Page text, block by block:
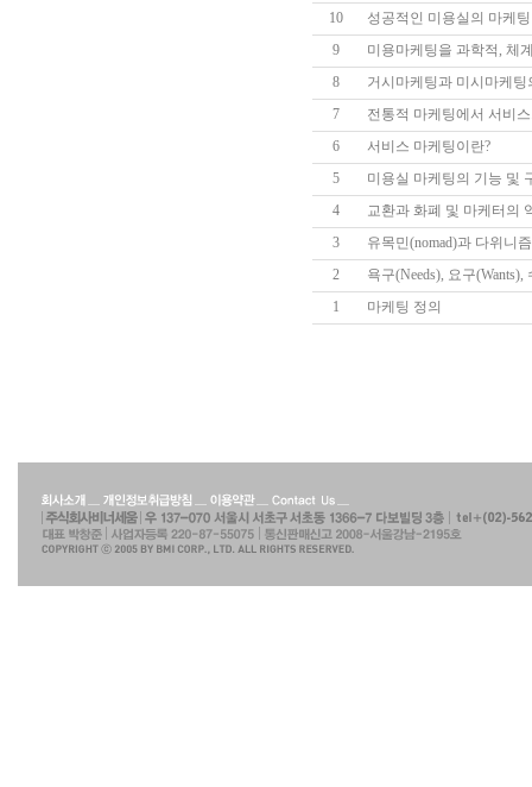
10
성공적인 미용실의 마케
9
미용마케팅을 과학적, 체
8
거시마케팅과 미시마케팅
7
전통적 마케팅에서 서비
6
서비스 마케팅이란?
5
미용실 마케팅의 기능 및
4
교환과 화폐 및 마케터의
3
유목민(nomad)과 다위니즘
2
욕구(Needs), 요구(Wants),
1
마케팅 정의